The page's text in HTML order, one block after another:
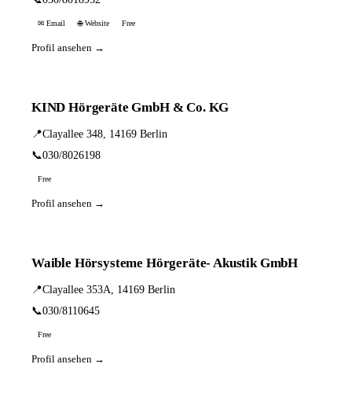
✉ Email 🌐 Website Free
Profil ansehen →
KIND Hörgeräte GmbH & Co. KG
📍Clayallee 348, 14169 Berlin
📞030/8026198
Free
Profil ansehen →
Waible Hörsysteme Hörgeräte- Akustik GmbH
📍Clayallee 353A, 14169 Berlin
📞030/8110645
Free
Profil ansehen →